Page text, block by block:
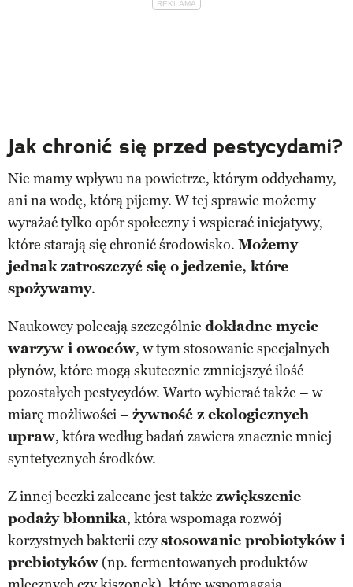
Jak chronić się przed pestycydami?
Nie mamy wpływu na powietrze, którym oddychamy,
ani na wodę, którą pijemy. W tej sprawie możemy
wyrażać tylko opór społeczny i wspierać inicjatywy,
które starają się chronić środowisko. Możemy
jednak zatroszczyć się o jedzenie, które
spożywamy.
Naukowcy polecają szczególnie dokładne mycie
warzyw i owoców, w tym stosowanie specjalnych
płynów, które mogą skutecznie zmniejszyć ilość
pozostałych pestycydów. Warto wybierać także – w
miarę możliwości – żywność z ekologicznych
upraw, która według badań zawiera znacznie mniej
syntetycznych środków.
Z innej beczki zalecane jest także zwiększenie
podaży błonnika, która wspomaga rozwój
korzystnych bakterii czystosowanie probiotyków i
prebiotyków (np. fermentowanych produktów